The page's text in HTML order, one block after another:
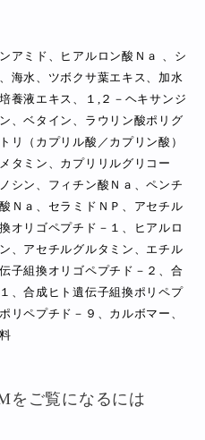
アミド、ヒアルロン酸Ｎａ 、シ
海水、ツボクサ葉エキス、加水
養液エキス、１,２－ヘキサンジ
、ベタイン、ラウリン酸ポリグ
リ（カプリル酸／カプリン酸）
タミン、カプリリルグリコー
シン、フィチン酸Ｎａ、ペンチ
Ｎａ、セラミドＮＰ、アセチル
オリゴペプチド－１、ヒアルロ
、アセチルグルタミン、エチル
子組換オリゴペプチド－２、合
、合成ヒト遺伝子組換ポリペプ
リペプチド－９、カルボマー、
をご覧になるには